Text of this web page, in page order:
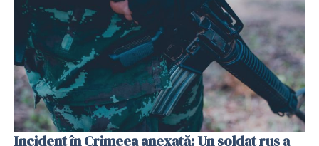
Incident în Crimeea anexată: Un soldat rus a